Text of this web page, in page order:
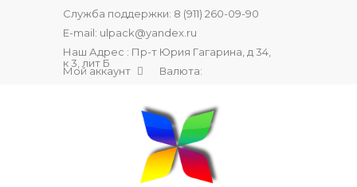
Служба поддержки: 8 (911) 260-09-90
E-mail: ulpack@yandex.ru
Наш Адрес : Пр-т Юрия Гагарина, д 34,
к 3, лит Б
Мой аккаунт Валюта: